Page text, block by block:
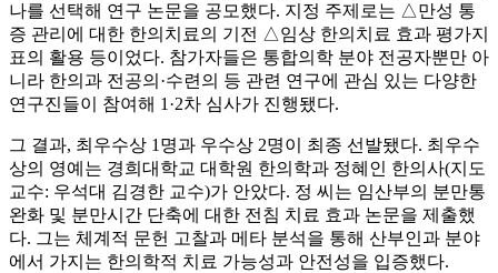
나를 선택해 연구 논문을 공모했다. 지정 주제로는 △만성 통
증 관리에 대한 한의치료의 기전 △임상 한의치료 효과 평가지
표의 활용 등이었다. 참가자들은 통합의학 분야 전공자뿐만 아
니라 한의과 전공의·수련의 등 관련 연구에 관심 있는 다양한
연구진들이 참여해 1·2차 심사가 진행됐다.
그 결과, 최우수상 1명과 우수상 2명이 최종 선발됐다. 최우수
상의 영예는 경희대학교 대학원 한의학과 정혜인 한의사(지도
교수: 우석대 김경한 교수)가 안았다. 정 씨는 임산부의 분만통
완화 및 분만시간 단축에 대한 전침 치료 효과 논문을 제출했
다. 그는 체계적 문헌 고찰과 메타 분석을 통해 산부인과 분야
에서 가지는 한의학적 치료 가능성과 안전성을 입증했다.